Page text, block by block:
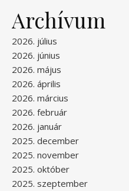
Archívum
2026. július
2026. június
2026. május
2026. április
2026. március
2026. február
2026. január
2025. december
2025. november
2025. október
2025. szeptember